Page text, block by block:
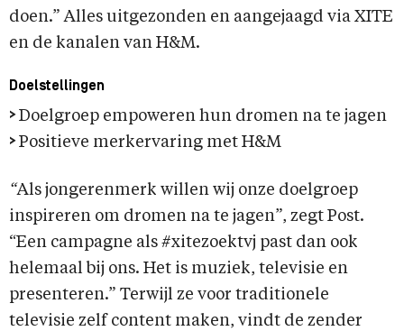
doen.” Alles uitgezonden en aangejaagd via XITE
en de kanalen van H&M.
Doelstellingen
>Doelgroep empoweren hun dromen na te jagen
>Positieve merkervaring met H&M
“Als jongerenmerk willen wij onze doelgroep
inspireren om dromen na te jagen”, zegt Post.
“Een campagne als #xitezoektvj past dan ook
helemaal bij ons. Het is muziek, televisie en
presenteren.” Terwijl ze voor traditionele
televisie zelf content maken, vindt de zender